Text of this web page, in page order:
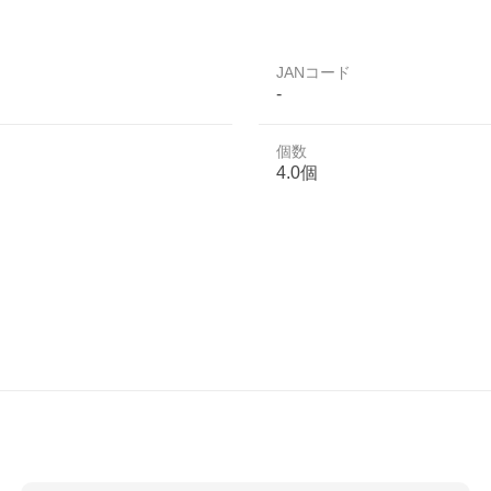
JANコード
-
個数
4.0個